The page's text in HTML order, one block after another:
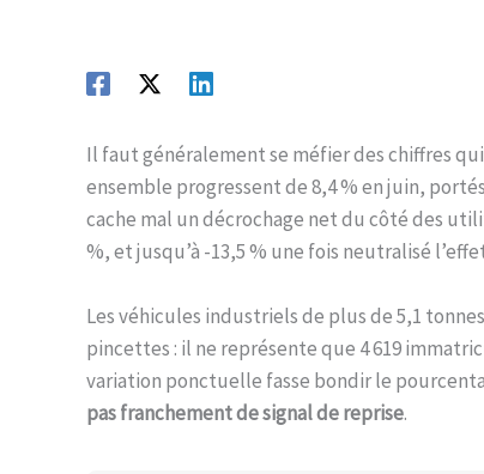
Il faut généralement se méfier des chiffres
ensemble progressent de 8,4 % en juin,
cache mal un décrochage net du côté des
%, et jusqu’à -13,5 % une fois neutralisé
Les véhicules industriels de plus de 5,1
pincettes : il ne représente que 4 619
variation ponctuelle fasse bondir le
pas franchement de signal de reprise.